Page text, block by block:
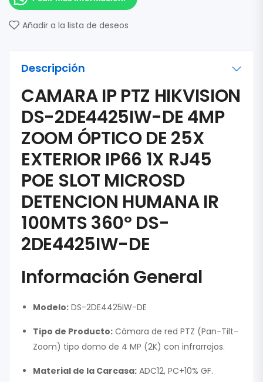
Añadir a la lista de deseos
Descripción
CAMARA IP PTZ HIKVISION
DS-2DE4425IW-DE 4MP
ZOOM ÓPTICO DE 25X
EXTERIOR IP66 1X RJ45
POE SLOT MICROSD
DETENCION HUMANA IR
100MTS 360º DS-
2DE4425IW-DE
Información General
Modelo: DS-2DE4425IW-DE
Tipo de Producto: Cámara de red PTZ (Pan-Tilt-
Zoom) tipo domo de 4 MP (2K) con infrarrojos.
Material de la Carcasa: ADC12, PC+10% GF.